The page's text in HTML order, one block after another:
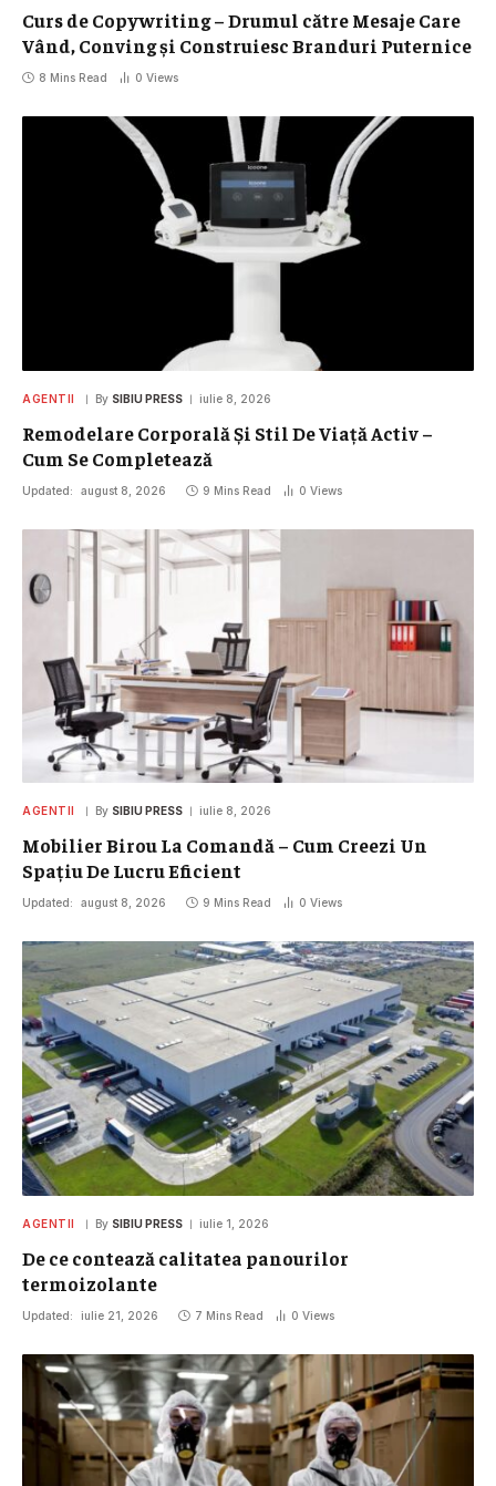
Curs de Copywriting – Drumul către Mesaje Care
Vând, Conving și Construiesc Branduri Puternice
8 Mins Read 0 Views
AGENTII By SIBIU PRESS iulie 8, 2026
Remodelare Corporală Și Stil De Viață Activ –
Cum Se Completează
Updated: august 8, 2026 9 Mins Read 0 Views
AGENTII By SIBIU PRESS iulie 8, 2026
Mobilier Birou La Comandă – Cum Creezi Un
Spațiu De Lucru Eficient
Updated: august 8, 2026 9 Mins Read 0 Views
AGENTII By SIBIU PRESS iulie 1, 2026
De ce contează calitatea panourilor
termoizolante
Updated: iulie 21, 2026 7 Mins Read 0 Views